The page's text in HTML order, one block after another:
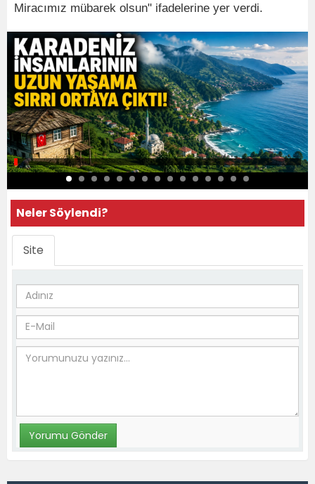
Miracımız mübarek olsun" ifadelerine yer verdi.
Neler Söylendi?
Site